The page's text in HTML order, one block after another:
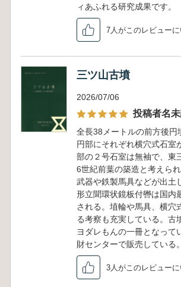
ィあふれる研究成果です。
7人がこのレビュー
三ツ山古墳
2026/07/06
投稿者名
全長38メートルの前方後円
円部にそれぞれ横穴式石室
部の２号石室は無袖で、東
6世紀前葉の築造と考えら
武器や鉄製馬具などが出土
形立聞環状鏡板付轡は国内
される。埴輪や馬具、横穴
る考察も充実している。古
ヨダレもんの一冊となって
財センターで販売している。
3人がこのレビュー